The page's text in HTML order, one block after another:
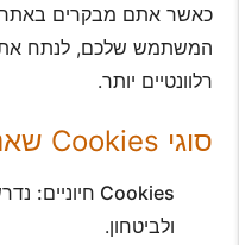
כאשר אתם מבקרים באתר.
המשתמש שלכם, לנתח את
רלוונטיים יותר.
סוגי Cookies שאנו משתמשים בהם
Cookies חיוניים:
ולביטחון.